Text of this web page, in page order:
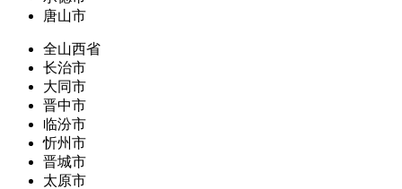
唐山市
全山西省
长治市
大同市
晋中市
临汾市
忻州市
晋城市
太原市